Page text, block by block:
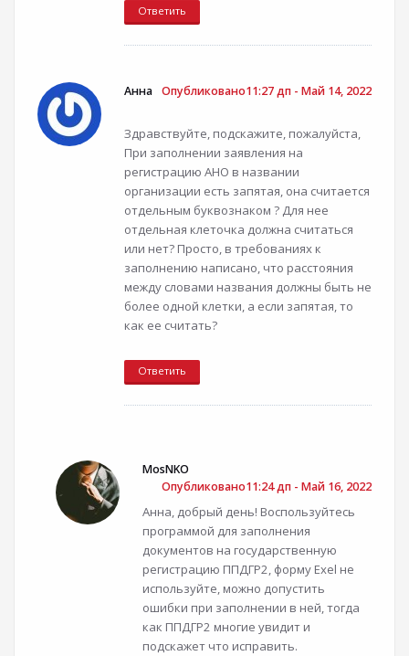
Ответить
Анна Опубликовано11:27 дп - Май 14, 2022
Здравствуйте, подскажите, пожалуйста,
При заполнении заявления на
регистрацию АНО в названии
организации есть запятая, она считается
отдельным буквознаком ? Для нее
отдельная клеточка должна считаться
или нет? Просто, в требованиях к
заполнению написано, что расстояния
между словами названия должны быть не
более одной клетки, а если запятая, то
как ее считать?
Ответить
MosNKO
Опубликовано11:24 дп - Май 16, 2022
Анна, добрый день! Воспользуйтесь
программой для заполнения
документов на государственную
регистрацию ППДГР2, форму Exel не
используйте, можно допустить
ошибки при заполнении в ней, тогда
как ППДГР2 многие увидит и
подскажет что исправить.